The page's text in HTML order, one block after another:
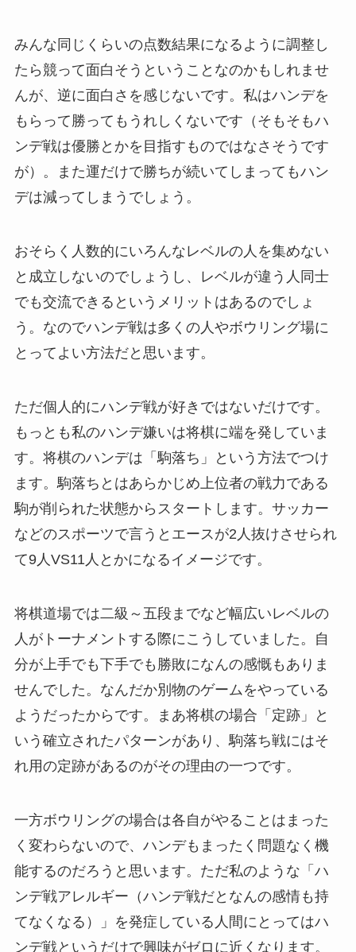
みんな同じくらいの点数結果になるように調整し
たら競って面白そうということなのかもしれませ
んが、逆に面白さを感じないです。私はハンデを
もらって勝ってもうれしくないです（そもそもハ
ンデ戦は優勝とかを目指すものではなさそうです
が）。また運だけで勝ちが続いてしまってもハン
デは減ってしまうでしょう。
おそらく人数的にいろんなレベルの人を集めない
と成立しないのでしょうし、レベルが違う人同士
でも交流できるというメリットはあるのでしょ
う。なのでハンデ戦は多くの人やボウリング場に
とってよい方法だと思います。
ただ個人的にハンデ戦が好きではないだけです。
もっとも私のハンデ嫌いは将棋に端を発していま
す。将棋のハンデは「駒落ち」という方法でつけ
ます。駒落ちとはあらかじめ上位者の戦力である
駒が削られた状態からスタートします。サッカー
などのスポーツで言うとエースが2人抜けさせられ
て9人VS11人とかになるイメージです。
将棋道場では二級～五段までなど幅広いレベルの
人がトーナメントする際にこうしていました。自
分が上手でも下手でも勝敗になんの感慨もありま
せんでした。なんだか別物のゲームをやっている
ようだったからです。まあ将棋の場合「定跡」と
いう確立されたパターンがあり、駒落ち戦にはそ
れ用の定跡があるのがその理由の一つです。
一方ボウリングの場合は各自がやることはまった
く変わらないので、ハンデもまったく問題なく機
能するのだろうと思います。ただ私のような「ハ
ンデ戦アレルギー（ハンデ戦だとなんの感情も持
てなくなる）」を発症している人間にとってはハ
ンデ戦というだけで興味がゼロに近くなります。